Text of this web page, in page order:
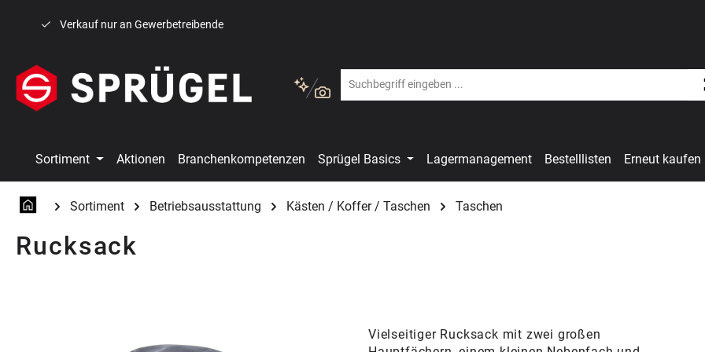
Verkauf nur an Gewerbetreibende
Sortiment Aktionen Branchenkompetenzen Sprügel Basics Lagermanagement Bestelllisten Erneut kaufen
Sortiment Betriebsausstattung Kästen / Koffer / Taschen Taschen
Rucksack
Vielseitiger Rucksack mit zwei großen